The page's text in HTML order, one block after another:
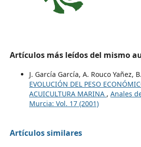
Artículos más leídos del mismo
J. García García, A. Rouco Yañez,
EVOLUCIÓN DEL PESO
ACUICULTURA MARINA , Anales
Murcia: Vol. 17 (2001)
Artículos similares